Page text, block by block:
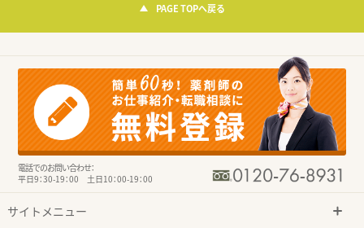
PAGE TOPへ戻る
電話でのお問い合わせ：
平日9：30-19：00 土日10：00-19：00
サイトメニュー